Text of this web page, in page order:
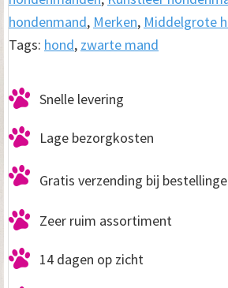
hondenmand, Merken, Middelgrote
Tags: hond, zwarte mand
Snelle levering
Lage bezorgkosten
Gratis verzending bij
Zeer ruim assortiment
14 dagen op zicht